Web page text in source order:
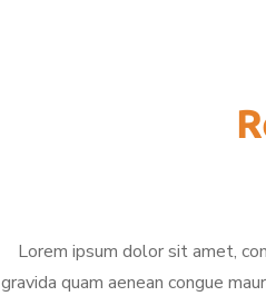
Lorem ipsum dolor sit amet,
gravida quam aenean congue